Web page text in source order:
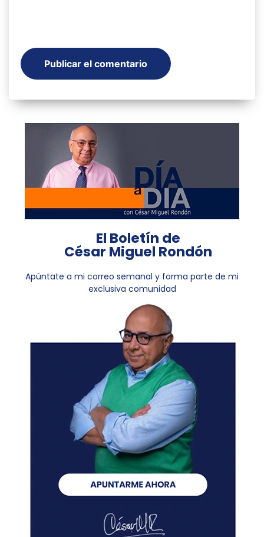
El Boletín de
César Miguel Rondón
Apúntate a mi correo semanal y forma parte de mi
exclusiva comunidad